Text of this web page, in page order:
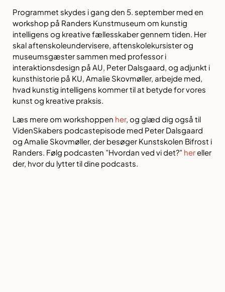
Programmet skydes i gang den 5. september med en
workshop på Randers Kunstmuseum om kunstig
intelligens og kreative fællesskaber gennem tiden. Her
skal aftenskoleundervisere, aftenskolekursister og
museumsgæster sammen med professor i
interaktionsdesign på AU, Peter Dalsgaard, og adjunkt i
kunsthistorie på KU, Amalie Skovmøller, arbejde med,
hvad kunstig intelligens kommer til at betyde for vores
kunst og kreative praksis.
Læs mere om workshoppen her, og glæd dig også til
VidenSkabers podcastepisode med Peter Dalsgaard
og Amalie Skovmøller, der besøger Kunstskolen Bifrost i
Randers. Følg podcasten ”Hvordan ved vi det?” hereller
der, hvor du lytter til dine podcasts.